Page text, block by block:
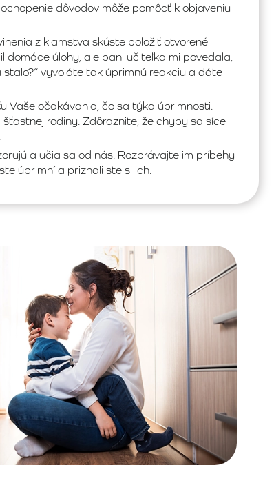
dôvodov môže pomôcť k objaveniu
z klamstva skúste položiť otvorené
domáce úlohy, ale pani učiteľka mi povedala,
vyvoláte tak úprimnú reakciu a dáte
Vaše očakávania, čo sa týka úprimnosti.
rodiny. Zdôraznite, že chyby sa síce
a učia sa od nás. Rozprávajte im príbehy
úprimní a priznali ste si ich.